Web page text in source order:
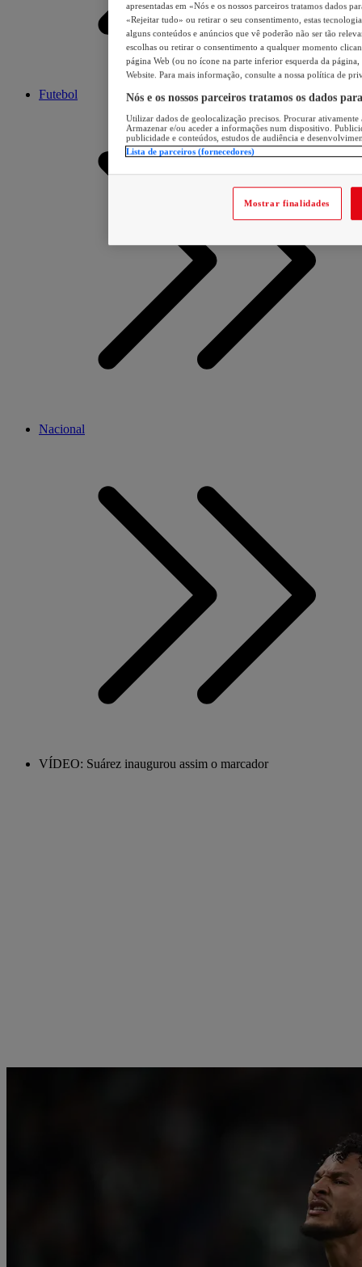
Futebol
Nacional
VÍDEO: Suárez inaugurou assim o marcador
apresentadas em «Nós e os nossos parceiros tratamos dados
«Rejeitar tudo» ou retirar o seu consentimento, estas
alguns conteúdos e anúncios que vê poderão não ser tão
escolhas ou retirar o consentimento a qualquer momento
página Web (ou no ícone na parte inferior esquerda da página,
Website. Para mais informação, consulte a nossa política de
Nós e os nossos parceiros tratamos os dados
Utilizar dados de geolocalização precisos. Procurar
Armazenar e/ou aceder a informações num dispositivo.
publicidade e conteúdos, estudos de audiência e
Lista de parceiros (fornecedores)
Mostrar finalidades